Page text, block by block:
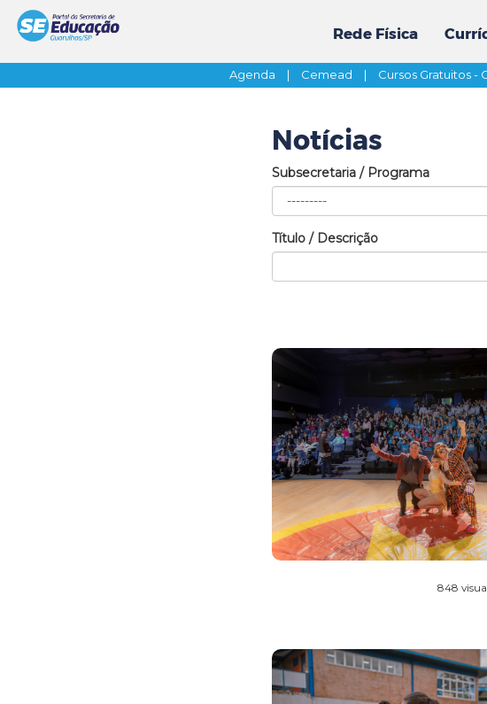
Rede Física
Agenda | Cemead | Cursos Gratuitos -
Notícias
Subsecretaria / Programa
Título / Descrição
848